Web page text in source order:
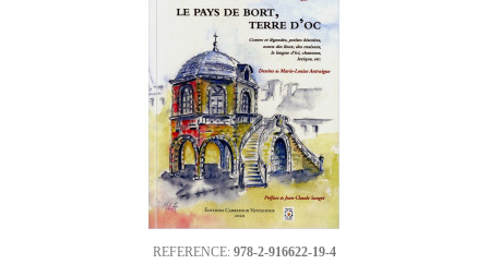
REFERENCE: 978-2-916622-19-4